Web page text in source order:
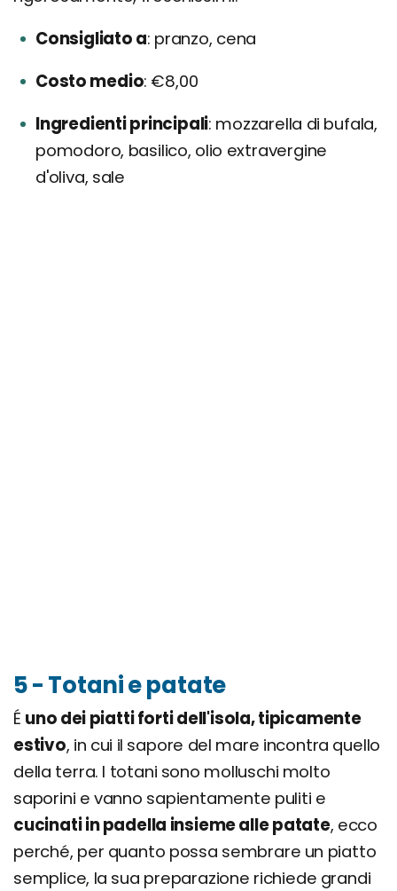
Consigliato a pranzo, cena
Costo medio €8,00
Ingredienti principali mozzarella di bufala,
pomodoro, basilico, olio extravergine
d'oliva, sale
5 - Totani e patate
É uno dei piatti forti dell'isola, tipicamente
estivo, in cui il sapore del mare incontra quello
della terra. I totani sono molluschi molto
saporini e vanno sapientamente puliti e
cucinati in padella insieme alle patate, ecco
perché, per quanto possa sembrare un piatto
semplice, la sua preparazione richiede grandi